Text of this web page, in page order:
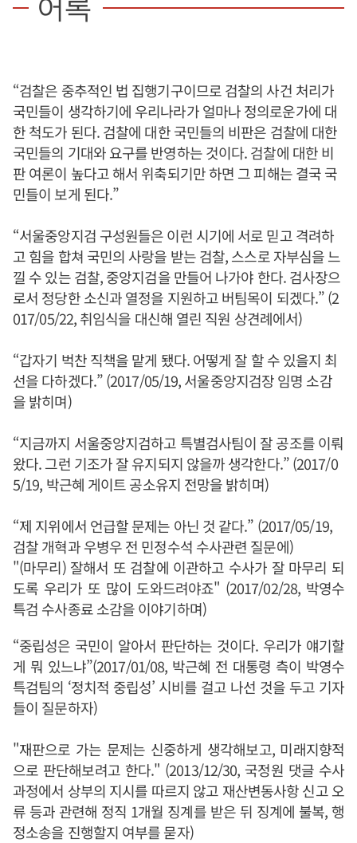
어록
“검찰은 중추적인 법 집행기구이므로 검찰의 사건 처리가
국민들이 생각하기에 우리나라가 얼마나 정의로운가에 대
한 척도가 된다. 검찰에 대한 국민들의 비판은 검찰에 대한
국민들의 기대와 요구를 반영하는 것이다. 검찰에 대한 비
판 여론이 높다고 해서 위축되기만 하면 그 피해는 결국 국
민들이 보게 된다.”
“서울중앙지검 구성원들은 이런 시기에 서로 믿고 격려하
고 힘을 합쳐 국민의 사랑을 받는 검찰, 스스로 자부심을 느
낄 수 있는 검찰, 중앙지검을 만들어 나가야 한다. 검사장으
로서 정당한 소신과 열정을 지원하고 버팀목이 되겠다.” (2
017/05/22, 취임식을 대신해 열린 직원 상견례에서)
“갑자기 벅찬 직책을 맡게 됐다. 어떻게 잘 할 수 있을지 최
선을 다하겠다.” (2017/05/19, 서울중앙지검장 임명 소감
을 밝히며)
“지금까지 서울중앙지검하고 특별검사팀이 잘 공조를 이뤄
왔다. 그런 기조가 잘 유지되지 않을까 생각한다.” (2017/0
5/19, 박근혜 게이트 공소유지 전망을 밝히며)
“제 지위에서 언급할 문제는 아닌 것 같다.” (2017/05/19,
검찰 개혁과 우병우 전 민정수석 수사관련 질문에)
"(마무리) 잘해서 또 검찰에 이관하고 수사가 잘 마무리 되
도록 우리가 또 많이 도와드려야죠" (2017/02/28, 박영수
특검 수사종료 소감을 이야기하며)
“중립성은 국민이 알아서 판단하는 것이다. 우리가 얘기할
게 뭐 있느냐”(2017/01/08, 박근혜 전 대통령 측이 박영수
특검팀의 ‘정치적 중립성’ 시비를 걸고 나선 것을 두고 기자
들이 질문하자)
"재판으로 가는 문제는 신중하게 생각해보고, 미래지향적
으로 판단해보려고 한다." (2013/12/30, 국정원 댓글 수사
과정에서 상부의 지시를 따르지 않고 재산변동사항 신고 오
류 등과 관련해 정직 1개월 징계를 받은 뒤 징계에 불복, 행
정소송을 진행할지 여부를 묻자)